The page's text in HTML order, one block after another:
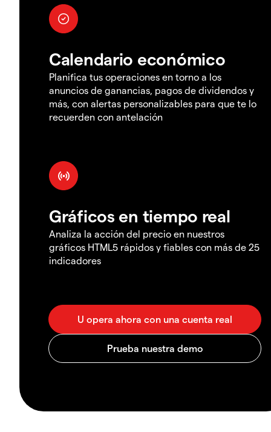
Calendario económico
Planifica tus operaciones en torno a los
anuncios de ganancias, pagos de dividendos y
más, con alertas personalizables para que te lo
recuerden con antelación
Gráficos en tiempo real
Analiza la acción del precio en nuestros
gráficos HTML5 rápidos y fiables con más de 25
indicadores